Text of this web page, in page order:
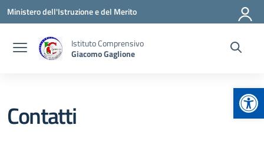
Vai ai contenuti
Vai al menu di navigazione
Vai al footer
Ministero dell'Istruzione e del Merito
Istituto Comprensivo
Giacomo Gaglione
Contatti